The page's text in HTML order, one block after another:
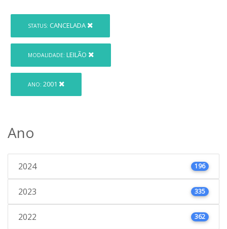
STATUS: CANCELADA
MODALIDADE: LEILÃO
ANO: 2001
Ano
2024 196
2023 335
2022 362